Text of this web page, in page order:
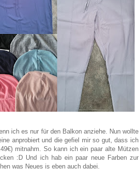
ich es nur für den Balkon anziehe. Nun wollte
anprobiert und die gefiel mir so gut, dass ich
mitnahm. So kann ich ein paar alte Mützen
:D Und ich hab ein paar neue Farben zur
was Neues is eben auch dabei.